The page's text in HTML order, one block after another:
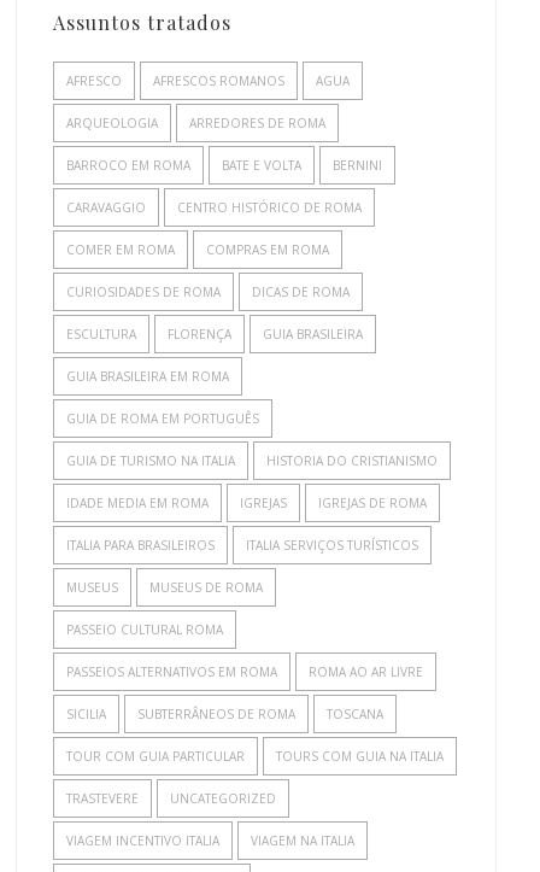
Assuntos tratados
AFRESCO AFRESCOS ROMANOS AGUA
ARQUEOLOGIA ARREDORES DE ROMA
BARROCO EM ROMA BATE E VOLTA BERNINI
CARAVAGGIO CENTRO HISTÓRICO DE ROMA
COMER EM ROMA COMPRAS EM ROMA
CURIOSIDADES DE ROMA DICAS DE ROMA
ESCULTURA FLORENÇA GUIA BRASILEIRA
GUIA BRASILEIRA EM ROMA
GUIA DE ROMA EM PORTUGUÊS
GUIA DE TURISMO NA ITALIA HISTORIA DO CRISTIANISMO
IDADE MEDIA EM ROMA IGREJAS IGREJAS DE ROMA
ITALIA PARA BRASILEIROS ITALIA SERVIÇOS TURÍSTICOS
MUSEUS MUSEUS DE ROMA
PASSEIO CULTURAL ROMA
PASSEIOS ALTERNATIVOS EM ROMA ROMA AO AR LIVRE
SICILIA SUBTERRÂNEOS DE ROMA TOSCANA
TOUR COM GUIA PARTICULAR TOURS COM GUIA NA ITALIA
TRASTEVERE UNCATEGORIZED
VIAGEM INCENTIVO ITALIA VIAGEM NA ITALIA